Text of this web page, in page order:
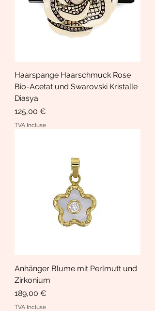
Haarspange Haarschmuck Rose
Bio-Acetat und Swarovski Kristalle
Diasya
Prix
125,00 €
TVA Incluse
Anhänger Blume mit Perlmutt und
Zirkonium
Prix
189,00 €
TVA Incluse